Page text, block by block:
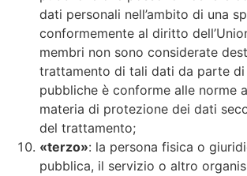
dati personali nell’ambito di una
conformemente al diritto
membri non sono considerate
trattamento di tali dati da parte
pubbliche è conforme alle norme
materia di protezione dei dati
del trattamento;
«terzo»: la persona fisica o
pubblica, il servizio o altro